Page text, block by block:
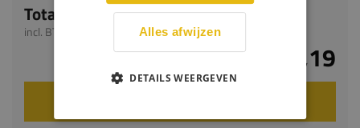
Totaal
incl. BTW
€ 121,19
Alles afwijzen
DETAILS WEERGEVEN